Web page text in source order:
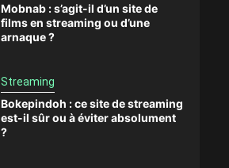
Mobnab : s’agit-il d’un site de
films en streaming ou d’une
arnaque ?
Streaming
Bokepindoh : ce site de streaming
est-il sûr ou à éviter absolument
?